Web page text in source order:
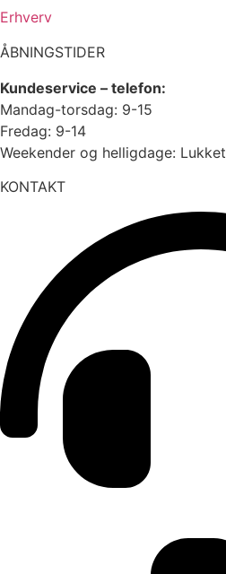
Erhverv
ÅBNINGSTIDER
Kundeservice – telefon:
Mandag-torsdag: 9-15
Fredag: 9-14
Weekender og helligdage: Lukket
KONTAKT